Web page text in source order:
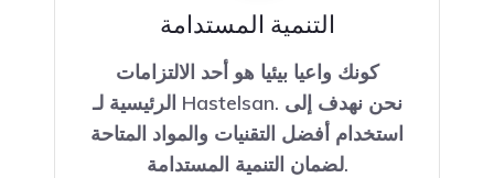
التنمية المستدامة
كونك واعيا بيئيا هو أحد الالتزامات
الرئيسية لـ Hastelsan. نحن نهدف إلى
استخدام أفضل التقنيات والمواد المتاحة
لضمان التنمية المستدامة.